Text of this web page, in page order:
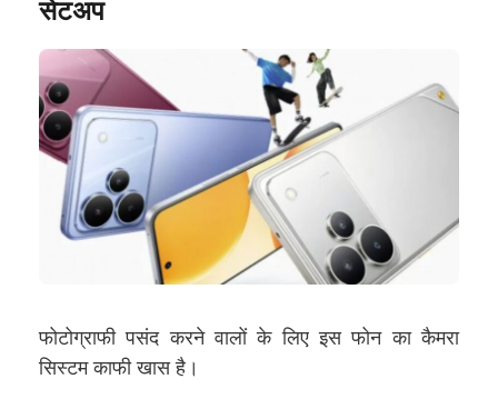
सेटअप
फोटोग्राफी पसंद करने वालों के लिए इस फोन का कैमरा
सिस्टम काफी खास है।